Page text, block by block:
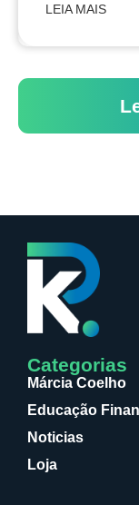
LEIA MAIS
Categorias
Márcia Coelho
Educação
Noticias
Loja